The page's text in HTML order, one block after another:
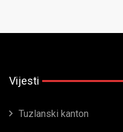
Vijesti
Tuzlanski kanton